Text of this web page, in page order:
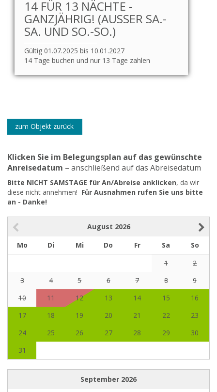
14 FÜR 13 NÄCHTE -
GANZJÄHRIG! (AUSSER SA.-S
A. UND SO.-SO.)
Gültig 01.07.2025 bis 10.01.2027
14 Tage buchen und nur 13 Tage zahlen
zum Objekt zurück
Klicken Sie im Belegungsplan auf das gewünschte
Anreisedatum – anschließend auf das Abreisedatum
Bitte NICHT SAMSTAGE für An/Abreise anklicken, da wir
diese nicht annehmen! Für Ausnahmen rufen Sie uns bitte
an - Danke!
August 2026
Mo
Di Mi Do Fr Sa
So
1
2
3
4 5 6 7 8
9
10
11 12 13 14 15
16
17
18 19 20 21 22
23
24
25 26 27 28 29
30
31
September 2026